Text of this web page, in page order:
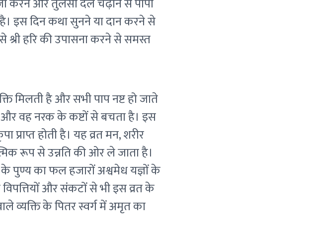
करने और तुलसी दल चढ़ाने से पापों
है। इस दिन कथा सुनने या दान करने से
श्री हरि की उपासना करने से समस्त
मिलती है और सभी पाप नष्ट हो जाते
है और वह नरक के कष्टों से बचता है। इस
होती है। यह व्रत मन, शरीर
रूप से उन्नति की ओर ले जाता है।
के पुण्य का फल हजारों अश्वमेध यज्ञों के
और संकटों से भी इस व्रत के
व्यक्ति के पितर स्वर्ग में अमृत का